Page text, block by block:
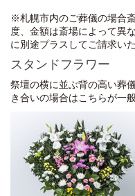
※札幌市内のご葬儀の場合
度、金額は斎場によって異
に別途プラスしてご請求い
スタンドフラワー
祭壇の横に並ぶ背の高い葬
き合いの場合はこちらが一般